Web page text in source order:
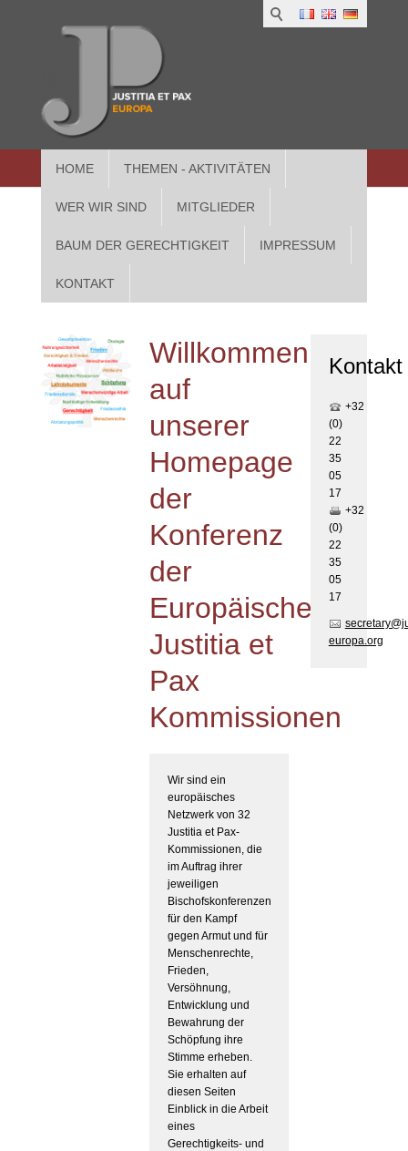
HOME THEMEN - AKTIVITÄTEN
WER WIR SIND MITGLIEDER
BAUM DER GERECHTIGKEIT IMPRESSUM
KONTAKT
in
Willkommen
auf
unserer
Homepage
der
Konferenz
der
Europäischen
Justitia et
Pax
Kommissionen
Wir sind ein
europäisches
Netzwerk von 32
Justitia et Pax-
Kommissionen, die
im Auftrag ihrer
jeweiligen
Bischofskonferenzen
für den Kampf
gegen Armut und für
Menschenrechte,
Frieden,
Versöhnung,
Entwicklung und
Bewahrung der
Schöpfung ihre
Stimme erheben.
Sie erhalten auf
diesen Seiten
Einblick in die Arbeit
eines
Gerechtigkeits- und
Kontakt
+32
(0)
22
35
05
17
+32
(0)
22
35
05
17
europa.org